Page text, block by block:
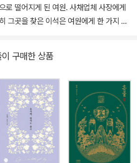
로 떨어지게 된 여원. 사채업체 사장에게
그곳을 찾은 이석은 여원에게 한 가지 제
보내며 이석을 사랑하게 된다. 하지만 이
면서도 무관심한 태도로 선을 그어버리고
망을 품었던 여원은 마지막 순간, 끝내 무
. | 리뷰 나는 여기에 멈춰
자 걷는다. 서사희 작가의《혼자 걷는 새》
혼자 걷는 새>가 종이책으로 출간된다. 잔
는 문장들과 인물들의 심리묘사를 잘 풀어
구매한 상품